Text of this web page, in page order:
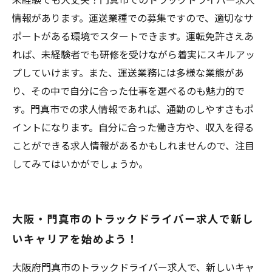
情報があります。運送業種での募集ですので、適切なサ
ポートがある環境でスタートできます。運転免許さえあ
れば、未経験者でも研修を受けながら着実にスキルアッ
プしていけます。また、運送業務には多様な業態があ
り、その中で自分に合った仕事を選べるのも魅力的で
す。門真市での求人情報であれば、通勤のしやすさもポ
イントになります。自分に合った働き方や、収入を得る
ことができる求人情報があるかもしれませんので、注目
してみてはいかがでしょうか。
大阪・門真市のトラックドライバー求人で新し
いキャリアを始めよう！
大阪府門真市のトラックドライバー求人で、新しいキャ